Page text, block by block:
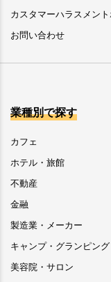
カスタマーハラスメン
お問い合わせ
業種別で探す
カフェ
ホテル・旅館
不動産
金融
製造業・メーカー
キャンプ・グランピング
美容院・サロン